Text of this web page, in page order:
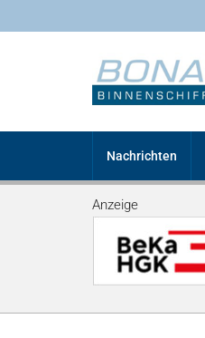
Nachrichten
Anzeige